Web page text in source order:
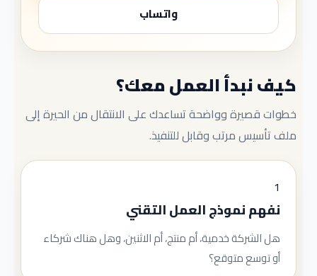
واتساب
كيف نبدأ العمل معك؟
خطوات قصيرة وواضحة تساعدك على الانتقال من الحيرة إلى
ملف تأسيس مرتب وقابل للتنفيذ.
1
نفهم نموذج العمل التقني
هل الشركة خدمية، أم منتج، أم الاثنين، وهل هناك شركاء
أو توسع متوقع؟